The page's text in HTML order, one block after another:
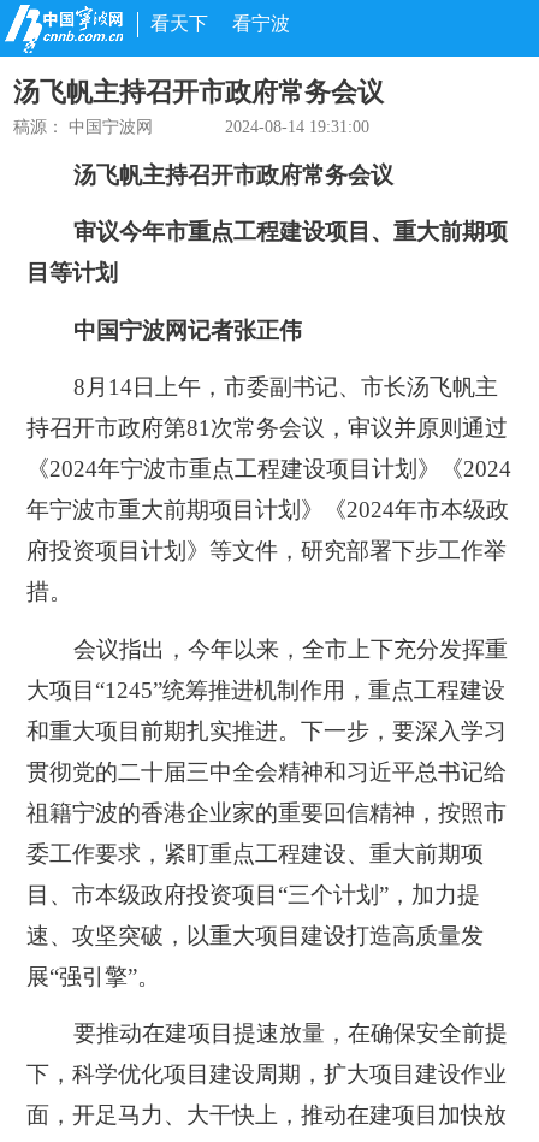
看天下 看宁波
汤飞帆主持召开市政府常务会议
稿源： 中国宁波网 2024-08-14 19:31:00
汤飞帆主持召开市政府常务会议
审议今年市重点工程建设项目、重大前期项
目等计划
中国宁波网记者张正伟
8月14日上午，市委副书记、市长汤飞帆主
持召开市政府第81次常务会议，审议并原则通过
《2024年宁波市重点工程建设项目计划》《2024
年宁波市重大前期项目计划》《2024年市本级政
府投资项目计划》等文件，研究部署下步工作举
措。
会议指出，今年以来，全市上下充分发挥重
大项目“1245”统筹推进机制作用，重点工程建设
和重大项目前期扎实推进。下一步，要深入学习
贯彻党的二十届三中全会精神和习近平总书记给
祖籍宁波的香港企业家的重要回信精神，按照市
委工作要求，紧盯重点工程建设、重大前期项
目、市本级政府投资项目“三个计划”，加力提
速、攻坚突破，以重大项目建设打造高质量发
展“强引擎”。
要推动在建项目提速放量，在确保安全前提
下，科学优化项目建设周期，扩大项目建设作业
面，开足马力、大干快上，推动在建项目加快放